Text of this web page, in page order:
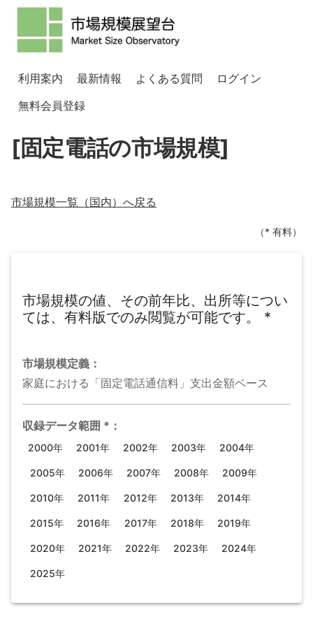
利用案内 最新情報 よくある質問
ログイン
無料会員登録
[固定電話の市場規模]
市場規模一覧（国内）へ戻る
（* 有料）
市場規模の値、その前年比、出所等につい
ては、有料版でのみ閲覧が可能です。
*
市場規模定義：
家庭における「固定電話通信料」支出金額ベース
収録データ範囲 * ：
2000年 2001年 2002年 2003年 2004年
2005年 2006年 2007年 2008年 2009年
2010年 2011年 2012年 2013年 2014年
2015年 2016年 2017年 2018年 2019年
2020年 2021年 2022年 2023年 2024年
2025年